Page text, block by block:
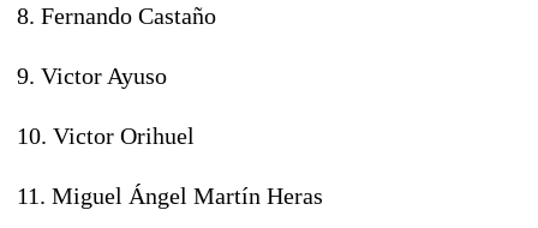
8. Fernando Castaño
9. Victor Ayuso
10. Victor Orihuel
11. Miguel Ángel Martín Heras